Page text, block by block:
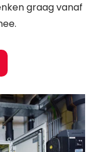
graag vanaf